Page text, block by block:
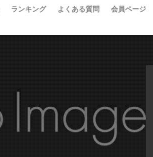
ランキング よくある質問
会員ページ